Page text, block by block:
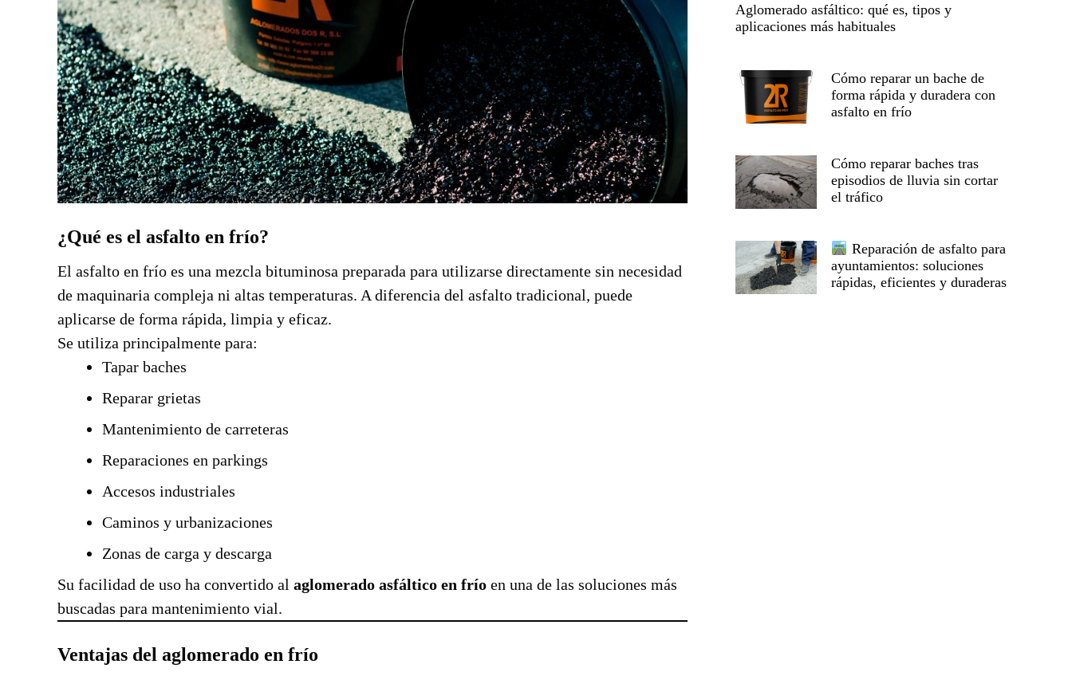
¿Qué es el asfalto en frío?
El asfalto en frío es una mezcla bituminosa preparada para utilizarse directamente sin necesidad
de maquinaria compleja ni altas temperaturas. A diferencia del asfalto tradicional, puede
aplicarse de forma rápida, limpia y eficaz.
Se utiliza principalmente para:
Tapar baches
Reparar grietas
Mantenimiento de carreteras
Reparaciones en parkings
Accesos industriales
Caminos y urbanizaciones
Zonas de carga y descarga
Su facilidad de uso ha convertido al aglomerado asfáltico en frío en una de las soluciones más
buscadas para mantenimiento vial.
Ventajas del aglomerado en frío
Aglomerado asfáltico: qué es, tipos y
aplicaciones más habituales
Cómo reparar un bache de
forma rápida y duradera con
asfalto en frío
Cómo reparar baches tras
episodios de lluvia sin cortar
el tráfico
Reparación de asfalto para
ayuntamientos: soluciones
rápidas, eficientes y duraderas